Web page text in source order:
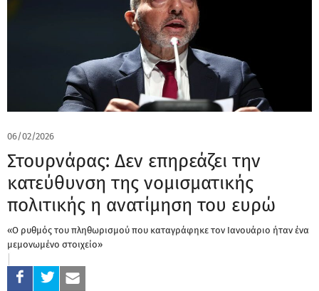
06/02/2026
Στουρνάρας: Δεν επηρεάζει την
κατεύθυνση της νομισματικής
πολιτικής η ανατίμηση του ευρώ
«Ο ρυθμός του πληθωρισμού που καταγράφηκε τον Ιανουάριο ήταν ένα
μεμονωμένο στοιχείο»